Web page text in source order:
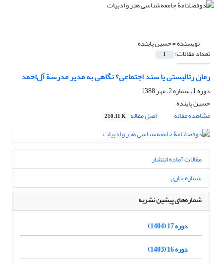
نویسنده =حسین پاینده
تعداد مقالات: 1
رمان رئالیستی یا سند اجتماعی؟ نگاهی به مدیر مدرسة آل‌احمد
دوره 1، شماره 2، مهر 1388
حسین پاینده
مشاهده مقاله
اصل مقاله 210.11 K
مقالات آماده انتشار
شماره جاری
شماره‌های پیشین نشریه
دوره 17 (1404)
دوره 16 (1403)